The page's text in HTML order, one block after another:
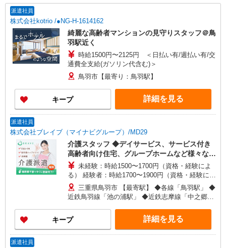
派遣社員
株式会社kotrio /●NG-H-1614162
綺麗な高齢者マンションの見守りスタッフ＠鳥
羽駅近く
時給1500円〜2125円 ＜日払い有/週払い有/交
通費全支給(ガソリン代含む)＞
鳥羽市【最寄り：鳥羽駅】
キープ 詳細を見る
派遣社員
株式会社ブレイブ（マイナビグループ）/MD29
介護スタッフ ◆デイサービス、サービス付き
高齢者向け住宅、グループホームなど様々な勤
務先から選べます。
未経験：時給1500〜1700円（資格・経験によ
る） 経験者：時給1700〜1900円（資格・経験によ
る） ◎月収例 時給1900円×1日8時間×22日（週5
日）＝33万4400円 ◆昇給あり ◆支払い方法 ※日
払い/週払い/月払い対応も可能です。詳しくは面談
時にご相談ください。 ◆交通費：別途全額支給 ※
当社規定あり
三重県鳥羽市 【最寄駅】 ◆各線「鳥羽駅」 ◆
近鉄鳥羽線「池の浦駅」 ◆近鉄志摩線「中之郷
キープ 詳細を見る
派遣社員